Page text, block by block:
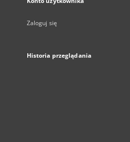
Zaloguj się
Historia przeglądania